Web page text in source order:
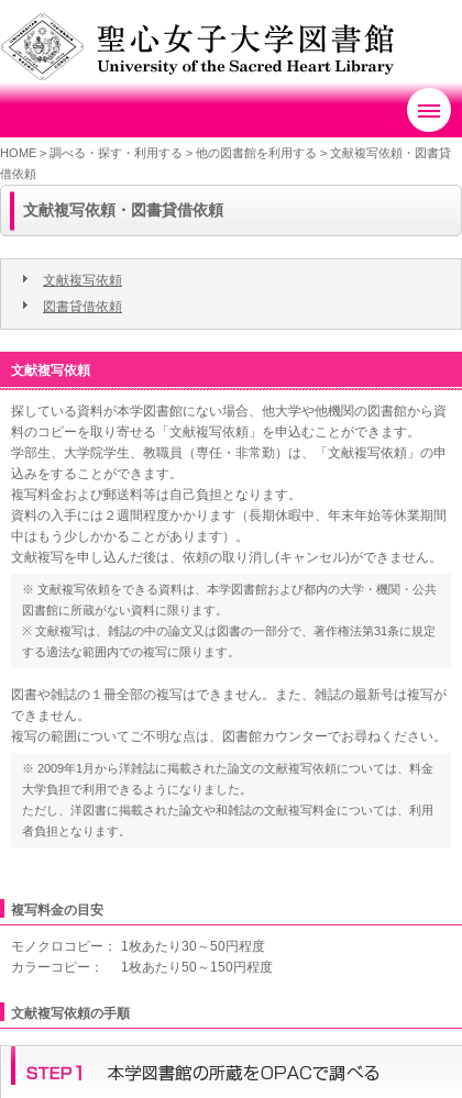
HOME > 調べる・探す・利用する > 他の図書館を利用する > 文献複写依頼・図書貸
借依頼
文献複写依頼・図書貸借依頼
文献複写依頼
図書貸借依頼
文献複写依頼
探している資料が本学図書館にない場合、他大学や他機関の図書館から資
料のコピーを取り寄せる「文献複写依頼」を申込むことができます。
学部生、大学院学生、教職員（専任・非常勤）は、「文献複写依頼」の申
込みをすることができます。
複写料金および郵送料等は自己負担となります。
資料の入手には２週間程度かかります（長期休暇中、年末年始等休業期間
中はもう少しかかることがあります）。
文献複写を申し込んだ後は、依頼の取り消し(キャンセル)ができません。
※ 文献複写依頼をできる資料は、本学図書館および都内の大学・機関・公共
図書館に所蔵がない資料に限ります。
※ 文献複写は、雑誌の中の論文又は図書の一部分で、著作権法第31条に規定
する適法な範囲内での複写に限ります。
図書や雑誌の１冊全部の複写はできません。また、雑誌の最新号は複写が
できません。
複写の範囲についてご不明な点は、図書館カウンターでお尋ねください。
※ 2009年1月から洋雑誌に掲載された論文の文献複写依頼については、料金
大学負担で利用できるようになりました。
ただし、洋図書に掲載された論文や和雑誌の文献複写料金については、利用
者負担となります。
複写料金の目安
モノクロコピー：
1枚あたり30～50円程度
カラーコピー：
1枚あたり50～150円程度
文献複写依頼の手順